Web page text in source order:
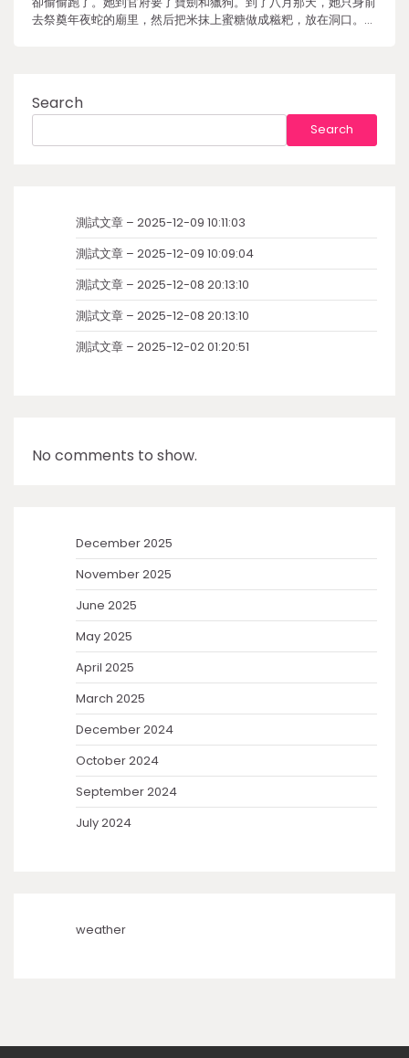
去祭奠年夜蛇的廟里，然后把米抹上蜜糖做成糍粑，放在洞口。…
Search
Search
測試文章 – 2025-12-09 10:11:03
測試文章 – 2025-12-09 10:09:04
測試文章 – 2025-12-08 20:13:10
測試文章 – 2025-12-08 20:13:10
測試文章 – 2025-12-02 01:20:51
No comments to show.
December 2025
November 2025
June 2025
May 2025
April 2025
March 2025
December 2024
October 2024
September 2024
July 2024
weather